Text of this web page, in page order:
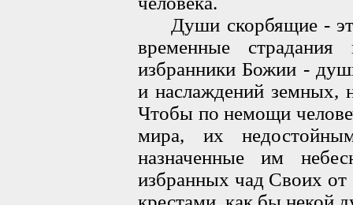
Души скорбящие -
временные
избранники Божии -
и наслаждений земных,
Чтобы по немощи
мира, их
назначенные им
избранных чад Своих от